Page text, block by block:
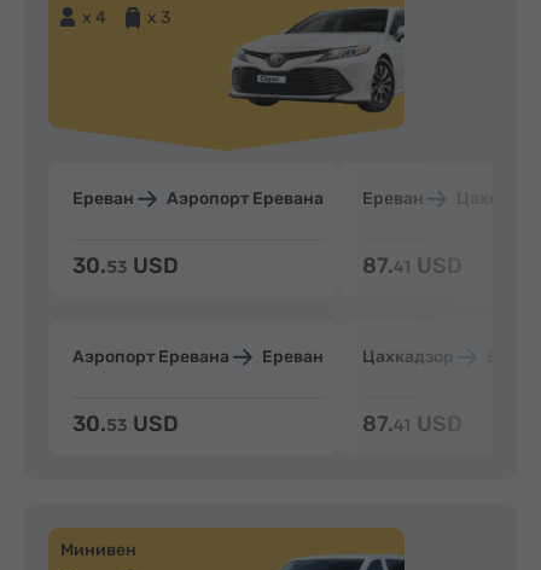
x 4
x 3
Ереван Аэропорт Еревана
30.53 USD
Аэропорт Еревана Ереван
30.53 USD
Ереван
87.41 USD
Цахкадзор
87.41 USD
Минивен